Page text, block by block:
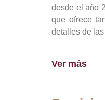
desde el año
que ofrece
detalles de
Ver más